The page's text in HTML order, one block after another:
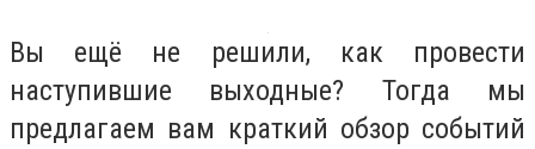
Вы ещё не решили, как провести
наступившие выходные? Тогда мы
предлагаем вам краткий обзор событий